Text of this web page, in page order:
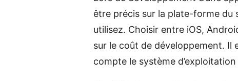
être précis sur la plate-forme du
utilisez. Choisir entre iOS,
sur le coût de développement.
compte le système